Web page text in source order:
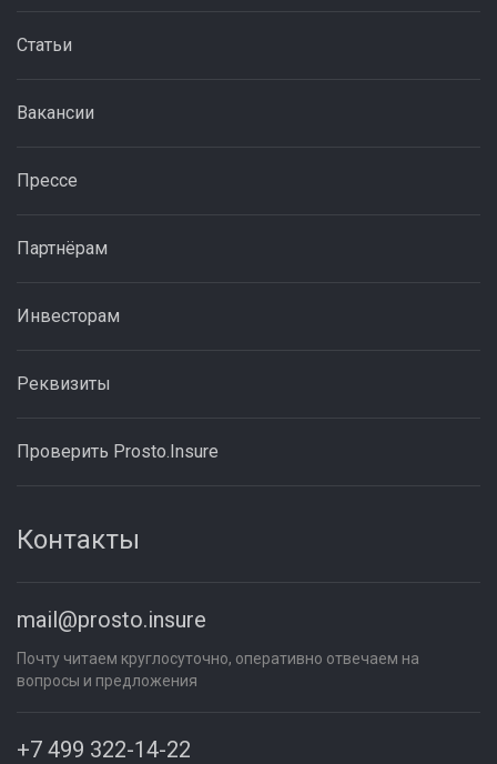
Статьи
Вакансии
Прессе
Партнёрам
Инвесторам
Реквизиты
Проверить Prosto.Insure
Контакты
mail@prosto.insure
Почту читаем круглосуточно, оперативно отвечаем на
вопросы и предложения
+7 499 322-14-22